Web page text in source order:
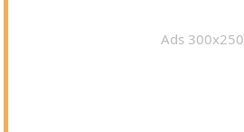
Ads 300x250